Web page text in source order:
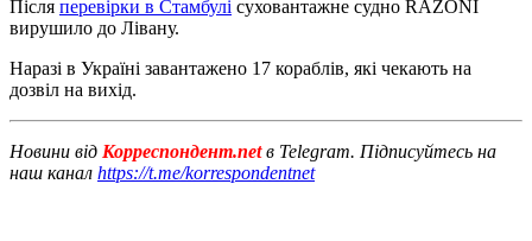
Після перевірки в Стамбулі суховантажне судно RAZONI
вирушило до Лівану.
Наразі в Україні завантажено 17 кораблів, які чекають на
дозвіл на вихід.
Новини від Корреспондент.netв Telegram. Підписуйтесь на
наш канал https://t.me/korrespondentnet